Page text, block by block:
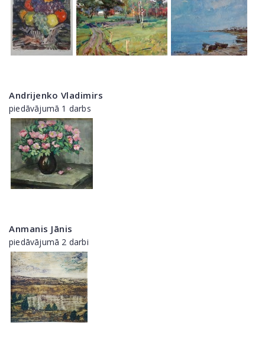
Andrijenko Vladimirs
piedāvājumā 1 darbs
Anmanis Jānis
piedāvājumā 2 darbi